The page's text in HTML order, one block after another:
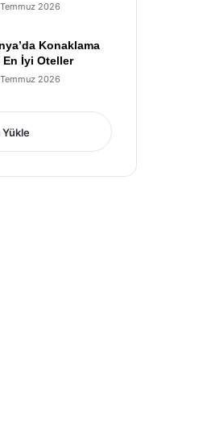
2026
Konaklama
İyi Oteller
2026
Yükle